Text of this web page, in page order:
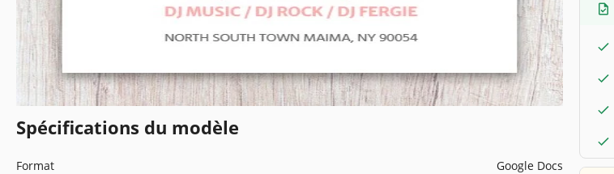
Spécifications du modèle
Format
Google Docs